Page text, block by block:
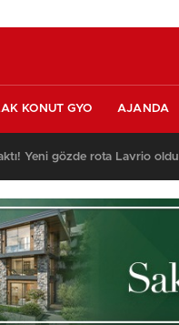
KONUT GYO AJANDA
Yeni gözde rota Lavrio oldu